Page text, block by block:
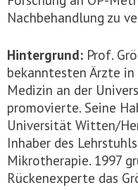
Nachbehandlung zu
Hintergrund: Prof.
bekanntesten Ärzte
Medizin an der
promovierte. Seine
Universität Witten/
Inhaber des
Mikrotherapie. 1997
Rückenexperte das